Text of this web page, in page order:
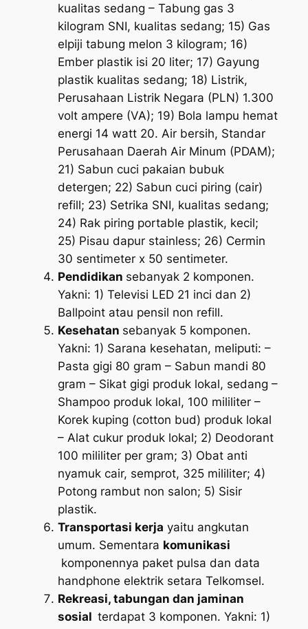
kualitas sedang – Tabung gas 3
kilogram SNI, kualitas sedang; 15) Gas
elpiji tabung melon 3 kilogram; 16)
Ember plastik isi 20 liter; 17) Gayung
plastik kualitas sedang; 18) Listrik,
Perusahaan Listrik Negara (PLN) 1.300
volt ampere (VA); 19) Bola lampu hemat
energi 14 watt 20. Air bersih, Standar
Perusahaan Daerah Air Minum (PDAM);
21) Sabun cuci pakaian bubuk
detergen; 22) Sabun cuci piring (cair)
refill; 23) Setrika SNI, kualitas sedang;
24) Rak piring portable plastik, kecil;
25) Pisau dapur stainless; 26) Cermin
30 sentimeter x 50 sentimeter.
Pendidikan sebanyak 2 komponen.
Yakni: 1) Televisi LED 21 inci dan 2)
Ballpoint atau pensil non refill.
Kesehatan sebanyak 5 komponen.
Yakni: 1) Sarana kesehatan, meliputi: –
Pasta gigi 80 gram – Sabun mandi 80
gram – Sikat gigi produk lokal, sedang –
Shampoo produk lokal, 100 mililiter –
Korek kuping (cotton bud) produk lokal
– Alat cukur produk lokal; 2) Deodorant
100 mililiter per gram; 3) Obat anti
nyamuk cair, semprot, 325 mililiter; 4)
Potong rambut non salon; 5) Sisir
plastik.
Transportasi kerja yaitu angkutan
umum. Sementara komunikasi
komponennya paket pulsa dan data
handphone elektrik setara Telkomsel.
Rekreasi, tabungan dan jaminan
sosial terdapat 3 komponen. Yakni: 1)